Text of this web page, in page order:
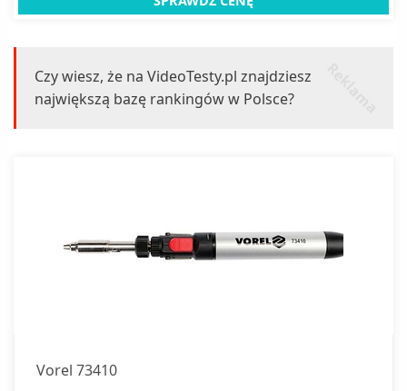
Czy wiesz, że na VideoTesty.pl znajdziesz
największą bazę rankingów w Polsce?
Vorel 73410